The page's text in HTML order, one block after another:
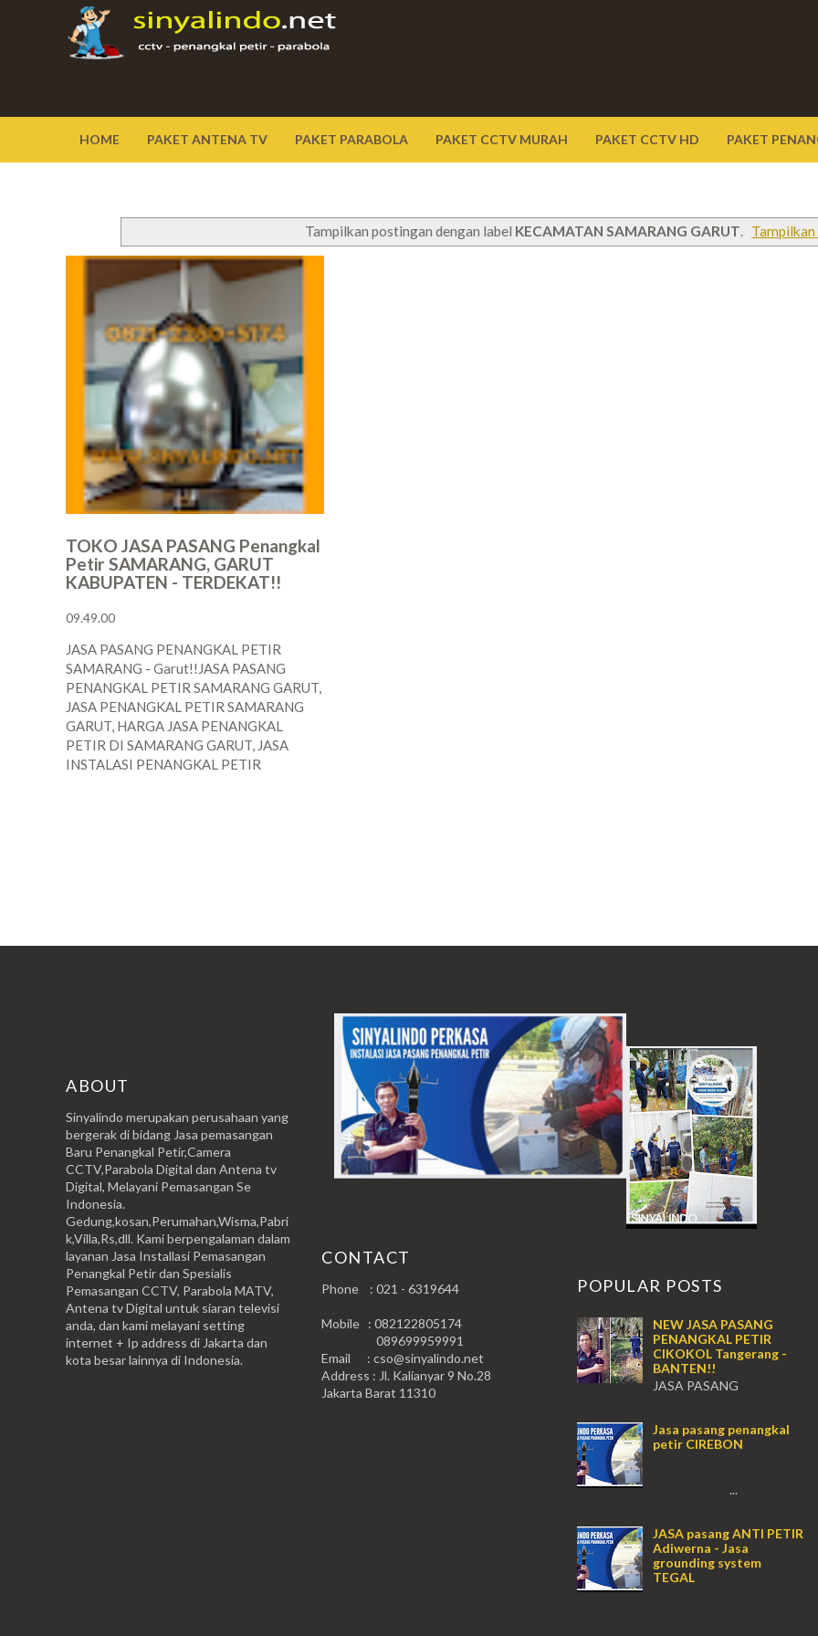
HOME PAKET ANTENA TV PAKET PARABOLA PAKET CCTV MURAH PAKET CCTV HD PAKET
Tampilkan postingan dengan label KECAMATAN SAMARANG GARUT.
TOKO JASA PASANG Penangkal
Petir SAMARANG, GARUT
KABUPATEN - TERDEKAT!!
09.49.00
JASA PASANG PENANGKAL PETIR
SAMARANG - Garut!!JASA PASANG
PENANGKAL PETIR SAMARANG GARUT,
JASA PENANGKAL PETIR SAMARANG
GARUT, HARGA JASA PENANGKAL
PETIR DI SAMARANG GARUT, JASA
INSTALASI PENANGKAL PETIR
ABOUT
Sinyalindo merupakan perusahaan yang
bergerak di bidang Jasa pemasangan
Baru Penangkal Petir,Camera
CCTV,Parabola Digital dan Antena tv
Digital, Melayani Pemasangan Se
Indonesia.
Gedung,kosan,Perumahan,Wisma,Pabri
k,Villa,Rs,dll. Kami berpengalaman dalam
layanan Jasa Installasi Pemasangan
Penangkal Petir dan Spesialis
Pemasangan CCTV, Parabola MATV,
Antena tv Digital untuk siaran televisi
anda, dan kami melayani setting
internet + Ip address di Jakarta dan
kota besar lainnya di Indonesia.
CONTACT
Phone : 021 - 6319644
Mobile : 082122805174
089699959991
Email : cso@sinyalindo.net
Address : Jl. Kalianyar 9 No.28
Jakarta Barat 11310
POPULAR POSTS
NEW JASA PASANG
PENANGKAL PETIR
CIKOKOL Tangerang -
BANTEN!!
JASA PASANG
PENANGKAL PETIR CIKOKOL
TANGERANG , JASA PENANGKAL
PETIR CIKOKOL TANGERANG ...
Jasa pasang penangkal
petir CIREBON
...
JASA pasang ANTI PETIR
Adiwerna - Jasa
grounding system
TEGAL